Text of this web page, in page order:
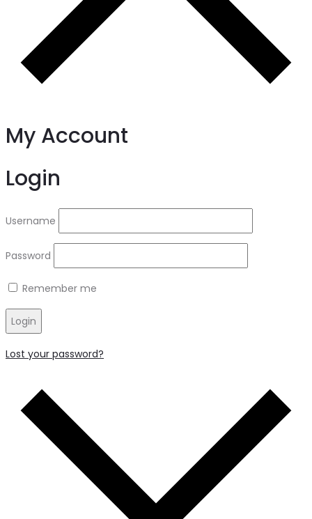
My Account
Login
Username
Password
Remember me
Login
Lost your password?